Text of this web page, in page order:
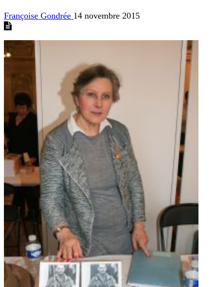
Françoise Gondrée 14 novembre 2015